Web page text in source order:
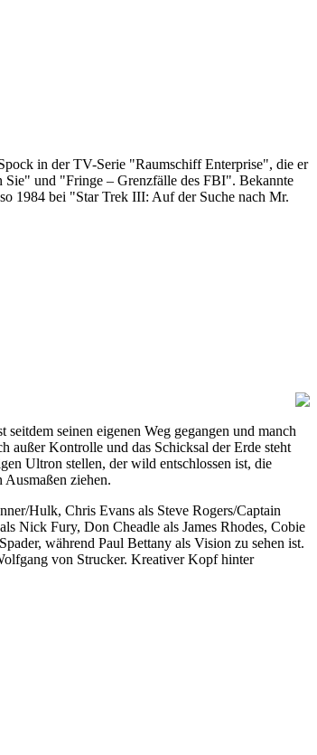
in der TV-Serie "Raumschiff Enterprise", die er
Sie" und "Fringe – Grenzfälle des FBI". Bekannte
1984 bei "Star Trek III: Auf der Suche nach Mr.
seinen eigenen Weg gegangen und manch
außer Kontrolle und das Schicksal der Erde steht
Ultron stellen, der wild entschlossen ist, die
Ausmaßen ziehen.
Hulk, Chris Evans als Steve Rogers/Captain
Nick Fury, Don Cheadle als James Rhodes, Cobie
während Paul Bettany als Vision zu sehen ist.
von Strucker. Kreativer Kopf hinter